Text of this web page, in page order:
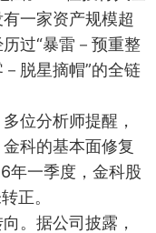
一家资产规模超
过“暴雷－预重整
脱星摘帽”的全链
位分析师提醒，
科的基本面修复
年一季度，金科股
正。
。据公司披露，